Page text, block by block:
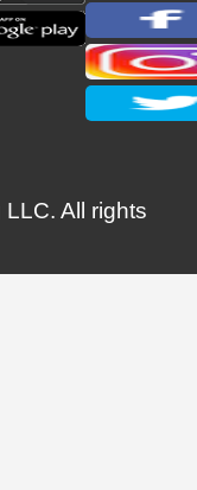
All rights